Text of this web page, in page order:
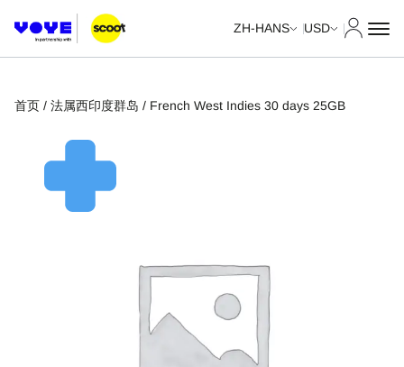
ZH-HANS USD
首页 / 法属西印度群岛 / French West Indies 30 days 25GB